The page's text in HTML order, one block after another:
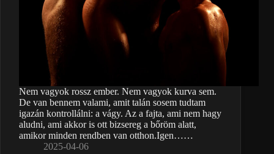
Nem vagyok rossz ember. Nem vagyok kurva sem.
De van bennem valami, amit talán sosem tudtam
igazán kontrollálni: a vágy. Az a fajta, ami nem hagy
aludni, ami akkor is ott bizsereg a bőröm alatt,
amikor minden rendben van otthon.Igen……
2025-04-06